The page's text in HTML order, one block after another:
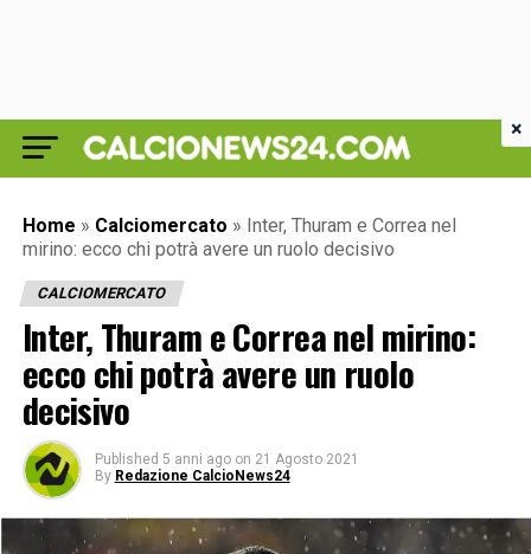
Home » Calciomercato » Inter, Thuram e Correa nel
mirino: ecco chi potrà avere un ruolo decisivo
CALCIOMERCATO
Inter, Thuram e Correa nel mirino:
ecco chi potrà avere un ruolo
decisivo
Published 5 anni ago on 21 Agosto 2021
By Redazione CalcioNews24
×